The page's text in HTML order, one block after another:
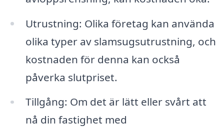
Utrustning: Olika företag kan använda
olika typer av slamsugsutrustning, och
kostnaden för denna kan också
påverka slutpriset.
Tillgång: Om det är lätt eller svårt att
nå din fastighet med